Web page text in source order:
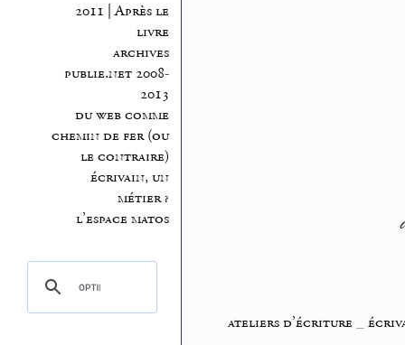
2011 | Après le
livre
archives
publie.net 2008-
2013
du web comme
chemin de fer (ou
le contraire)
écrivain, un
métier ?
l’espace matos
ateliers d’écriture_